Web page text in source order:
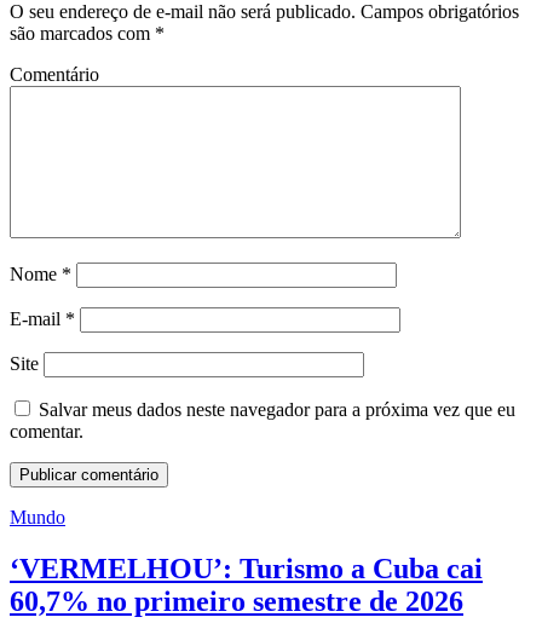
O seu endereço de e-mail não será publicado. Campos obrigatórios
são marcados com *
Comentário
Nome *
E-mail *
Site
Salvar meus dados neste navegador para a próxima vez que eu
comentar.
Mundo
‘VERMELHOU’: Turismo a Cuba cai
60,7% no primeiro semestre de 2026